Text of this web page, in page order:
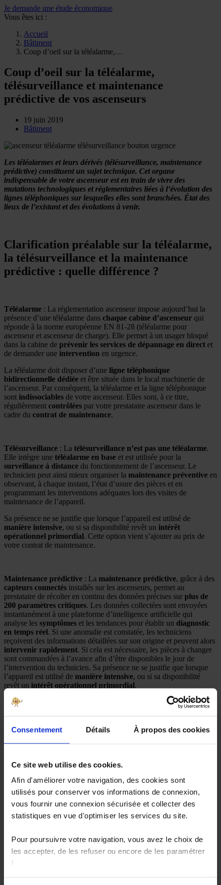
Consentement Détails À propos des cookies
Ce site web utilise des cookies.
Afin d'améliorer votre navigation, des cookies sont
utilisés pour conserver vos informations de connexion,
vous fournir une connexion sécurisée et collecter des
statistiques en vue d'optimiser les services du site.
Pour poursuivre votre navigation, vous avez le choix de
les accepter, de les refuser ou encore de les paramétrer
!
Je demande une étude économique
Vous êtes ici :
Accueil
Bâtiment
Coup d’oeil sur la téléalarme,…
Coup d’oeil sur la téléalarme,
télésurveillance et maintenance
prédictive de vos ascenseurs
19 juin 2019
Bâtiment
Les téléalarmes et leurs dérivés (télésurveillance, maintenance
prédictive) constituent un sujet technique. Cet organe
indispensable de votre ascenseur est en train de vivre des
mutations technologiques et réglementaires liées à l’évolution des
lignes téléphoniques sur lesquelles elles sont branchées. État des
lieux de l’existant et des évolutions à venir.
Clarification préalable sur la téléalarme,
la télésurveillance et la maintenance
prédictive : quelle différence ?
Téléalarme : La réglementation ascenseur impose aujourd’hui la
présence d’une téléalarme dans chaque cabine d’ascenseur qui
réponde à la norme européenne EN 81-28 (téléalarme pour
ascenseur et ascenseur de charge). Elle permet à un usager bloqué
dans la cabine de prévenir les services de dépannage en direct et
de demander une intervention en urgence.
La téléalarme doit disposer d’une ligne téléphonique
bidirectionnelle dédiée et être située dans le local machinerie de
l’ascenseur. Par conséquent, la téléalarme et la ligne téléphonique
sont indissociables de votre ascenseur. Elles sont, à ce titre,
régulièrement contrôlées par votre prestataire ascenseur dans le
cadre du contrat de maintenance.
Télésurveillance : La télésurveillance n’est pas une téléalarme.
Elle intègre une téléalarme en base et est utilisée pour la
surveillance à distance du fonctionnement de l’ascenseur. Le
technicien peut ainsi mieux organiser la maintenance préventive en
observant, à chaque instant, l’état d’usure des pièces et en
programmant les interventions adéquates lors des visites de
maintenance de l’appareil.
Sa présence ne se justifie que lorsque l’appareil est utilisé de
manière intensive, ou si sa disponibilité revêt un intérêt
opérationnel primordial. Cette option vient s’ajouter au prix de
votre contrat de maintenance.
Maintenance prédictive : La maintenance prédictive, grâce à des
capteurs connectés installés sur les ascenseurs, permet au
prestataire de récolter en continu des données précises sur plus de
200 paramètres critiques. Les données collectées sont envoyées
instantanément à une plateforme d’intelligence artificielle qui
analyse les symptômes et les tendances pour établir un diagnostic
en temps réel. Si une anomalie est constatée, les techniciens
reçoivent des informations détaillées sur son origine et peuvent alors
intervenir rapidement. Si cela est nécessaire, les pièces à changer
sont commandées à l’avance afin d’être disponibles le jour de
l’intervention du technicien. Sa présence ne se justifie que lorsque
l’appareil est utilisé de manière intensive, ou si sa disponibilité
revêt un intérêt opérationnel primordial.
Cette option vient s’ajouter au prix de votre contrat de maintenance.
sans connexion filaire.
Comment faire évoluer au juste tempo les lignes
téléphoniques de vos téléalarmes ?
RTC / GSM / VoIP
Orange a engagé la
modernisation de son réseau de téléphonie
fixeen France afin de prendre en compte l’évolution des usages, de
la technologie et donc d’être en mesure d’assurer un